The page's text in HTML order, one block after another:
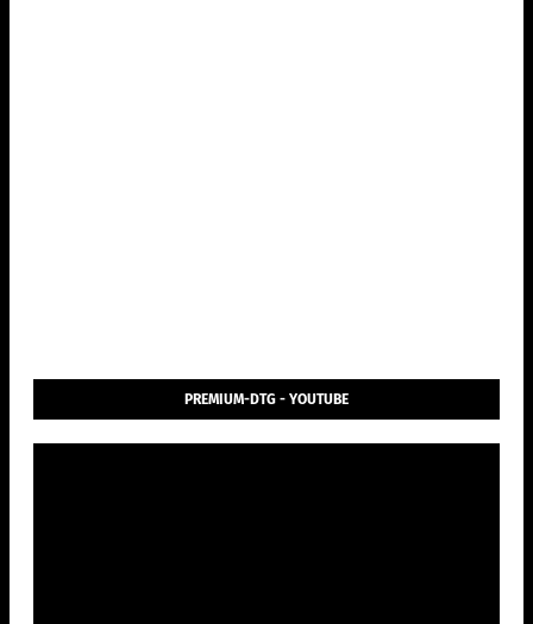
PREMIUM-DTG - YOUTUBE